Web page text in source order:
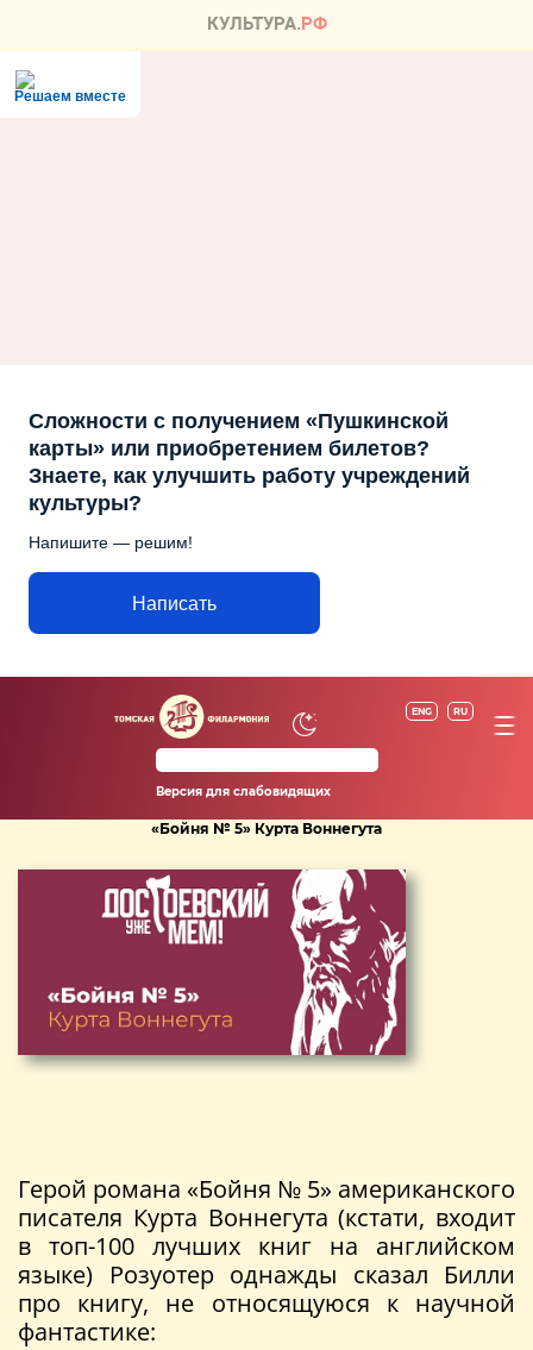
Решаем вместе
Сложности с получением «Пушкинской
карты» или приобретением билетов?
Знаете, как улучшить работу учреждений
культуры?
Напишите — решим!
Написать
ENG RU
Версия для слабовидящих
«Бойня № 5» Курта Воннегута
Герой романа «Бойня № 5» американского
писателя Курта Воннегута (кстати, входит
в топ-100 лучших книг на английском
языке) Розуотер однажды сказал Билли
про книгу, не относящуюся к научной
фантастике: